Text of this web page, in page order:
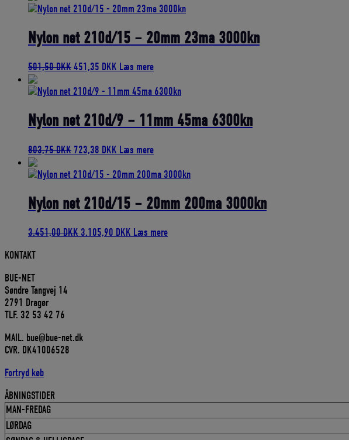
Nylon net 210d/15 – 20mm 23ma 3000kn
501,50DKKDen
pris
501,50 DKK.
451,35 DKK Den
pris
451,35 DKK.
Læs mere
Nylon net 210d/9 – 11mm 45ma 6300kn
803,75DKK Den
pris
803,75 DKK.
723,38 DKK Den
pris
723,38 DKK.
Læs mere
Nylon net 210d/15 – 20mm 200ma 3000kn
3.451,00DKK Den
3.105,90 DKK Den
Læs mere
KONTAKT
BUE-NET
Søndre Tangvej 14
2791 Dragør
TLF. 32 53 42 76
MAIL. bue@bue-net.dk
CVR. DK41006528
Fortryd køb
ÅBNINGSTIDER
MAN-FREDAG
LØRDAG